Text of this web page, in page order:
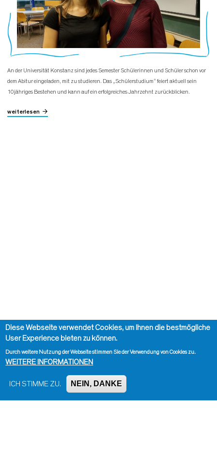
An der Universität Konstanz sind jedes Semester Schülerinnen und Schüler schon vor
dem Abitur eingeladen, mit zu studieren. Das „Schülerstudium“ feiert aktuell sein
10jähriges Bestehen und kann auf ein erfolgreiches Jahrzehnt zurückblicken.
weiterlesen
Impressum, Kontakt und Haftungsausschluss
Diese Webseite verwendet Cookies, um Ihnen die bestmögliche
User Experience bieten zu können.
Durch weitere Nutzung der Webseite stimmen Sie der Verwendung von Cookies zu.
WEITERE INFORMATIONEN
ICH STIMME ZU. NEIN, DANKE